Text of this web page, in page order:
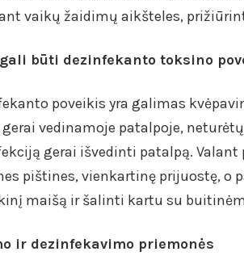
vaikų žaidimų aikšteles,
būti dezinfekanto toksino
poveikis yra galimas
vedinamoje patalpoje,
gerai išvedinti patalpą.
pištines, vienkartinę prijuostę, o
maišą ir šalinti kartu su
ir dezinfekavimo priemonės